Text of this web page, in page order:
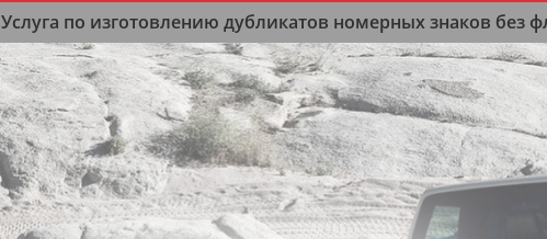
Услуга по изготовлению дубликатов номерных знаков без